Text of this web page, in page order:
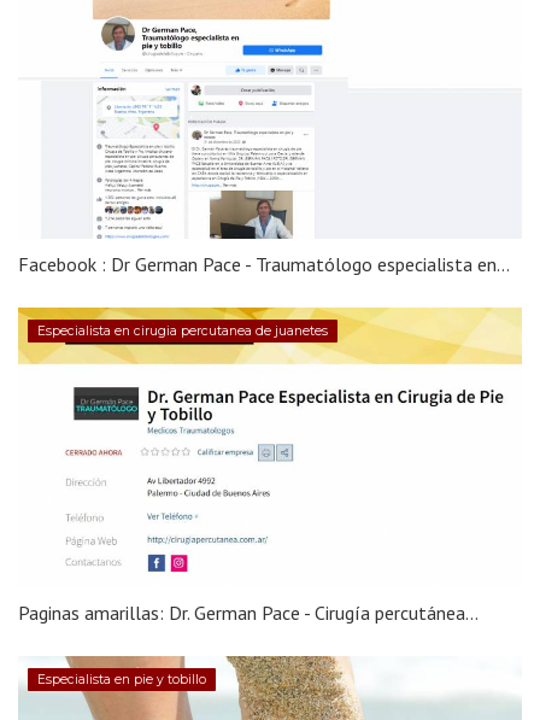
Facebook : Dr German Pace - Traumatólogo especialista en...
Especialista en cirugia percutanea de juanetes
Paginas amarillas: Dr. German Pace - Cirugía percutánea...
Especialista en pie y tobillo